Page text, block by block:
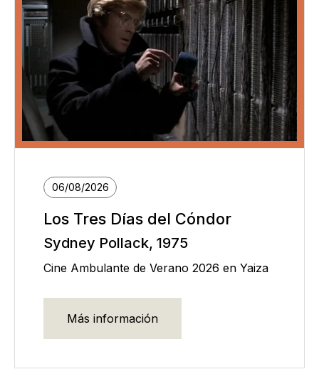
06/08/2026
Los Tres Días del Cóndor
Sydney Pollack, 1975
Cine Ambulante de Verano 2026 en Yaiza
Más información